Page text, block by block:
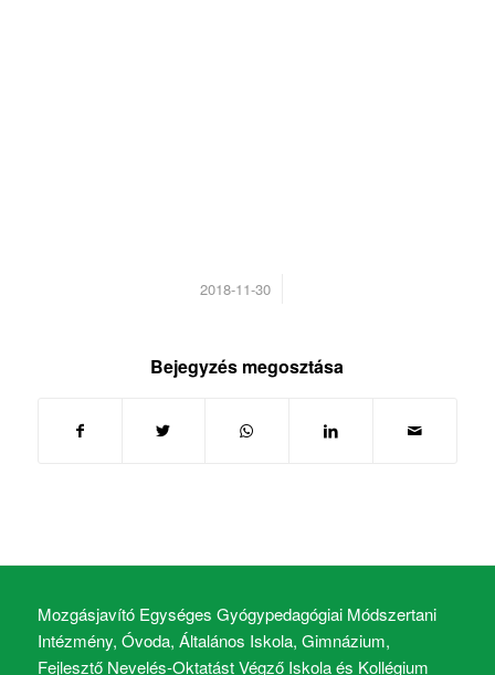
2018-11-30
/
Bejegyzés megosztása
Mozgásjavító Egységes Gyógypedagógiai Módszertani
Intézmény, Óvoda, Általános Iskola, Gimnázium,
Fejlesztő Nevelés-Oktatást Végző Iskola és Kollégium